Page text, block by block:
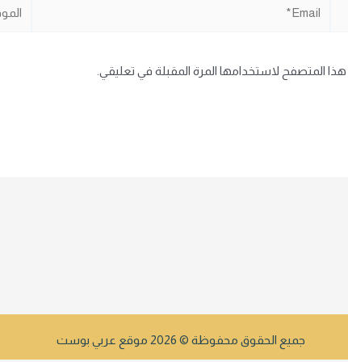
المتصفح لاستخدامها المرة المقبلة في تعليقي.
جميع الحقوق محفوظة © 2026 موقع عربي بوست